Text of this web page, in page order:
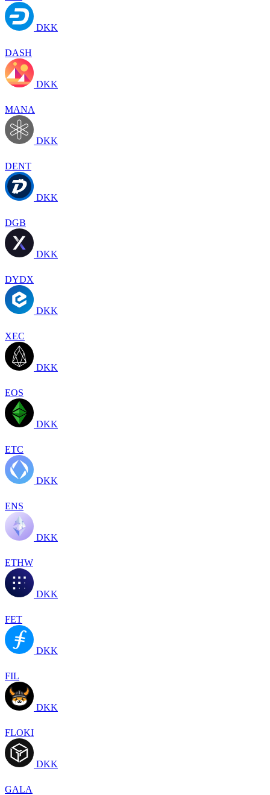
DKK
DASH
DKK
MANA
DKK
DENT
DKK
DGB
DKK
DYDX
DKK
XEC
DKK
EOS
DKK
ETC
DKK
ENS
DKK
ETHW
DKK
FET
DKK
FIL
DKK
FLOKI
DKK
GALA